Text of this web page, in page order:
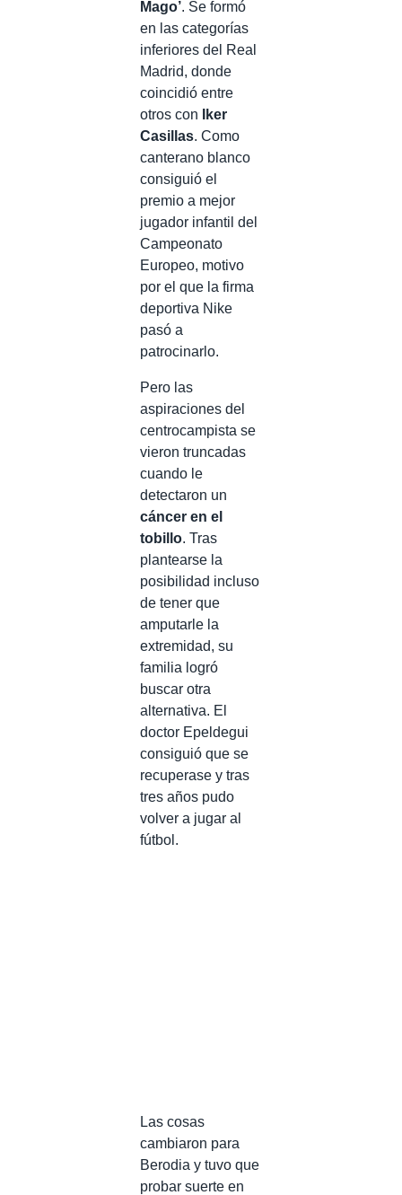
Mago’. Se formó
en las categorías
inferiores del Real
Madrid, donde
coincidió entre
otros con
Iker
Casillas. Como
canterano blanco
consiguió el
premio a mejor
jugador infantil del
Campeonato
Europeo, motivo
por el que la firma
deportiva Nike
pasó a
patrocinarlo.
Pero las
aspiraciones del
centrocampista se
vieron truncadas
cuando le
detectaron un
cáncer en el
tobillo. Tras
plantearse la
posibilidad incluso
de tener que
amputarle la
extremidad, su
familia logró
buscar otra
alternativa. El
doctor Epeldegui
consiguió que se
recuperase y tras
tres años pudo
volver a jugar al
fútbol.
Las cosas
cambiaron para
Berodia y tuvo que
probar suerte en